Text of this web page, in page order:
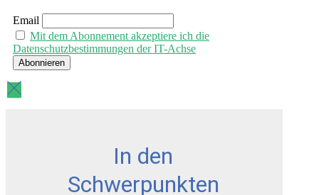
Email
Mit dem Abonnement akzeptiere ich die
Datenschutzbestimmungen der IT-Achse
In den
Schwerpunkten